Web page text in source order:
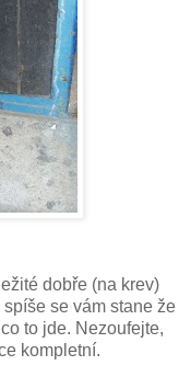
dobře (na krev)
se vám stane že
to jde. Nezoufejte,
kompletní.